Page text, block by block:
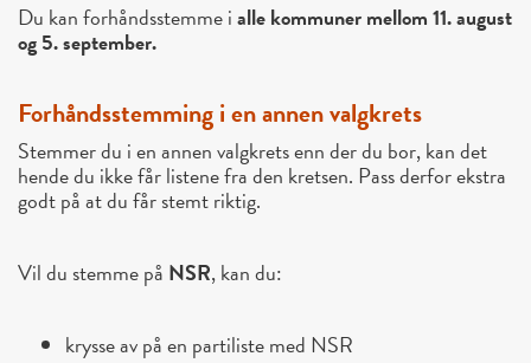
Du kan forhåndsstemme ialle kommuner mellom 11. august
og 5. september.
Forhåndsstemming i en annen valgkrets
Stemmer du i en annen valgkrets enn der du bor, kan det
hende du ikke får listene fra den kretsen. Pass derfor ekstra
godt på at du får stemt riktig.
Vil du stemme på NSR, kan du:
krysse av på en partiliste med NSR